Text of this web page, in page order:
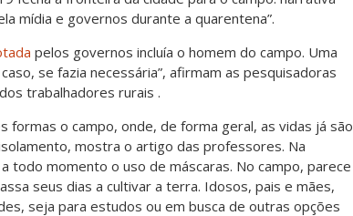
mídia e governos durante a quarentena”.
pelos governos incluía o homem do campo. Uma
se fazia necessária”, afirmam as pesquisadoras
trabalhadores rurais .
formas o campo, onde, de forma geral, as vidas já são
mostra o artigo das professores. Na
todo momento o uso de máscaras. No campo, parece
seus dias a cultivar a terra. Idosos, pais e mães,
seja para estudos ou em busca de outras opções